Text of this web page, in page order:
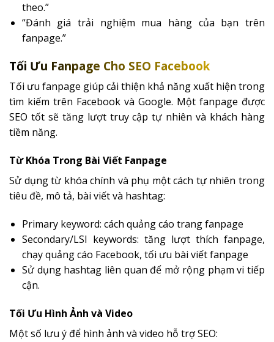
theo.”
“Đánh giá trải nghiệm mua hàng của bạn trên
fanpage.”
Tối Ưu Fanpage Cho SEO Facebook
Tối ưu fanpage giúp cải thiện khả năng xuất hiện trong
tìm kiếm trên Facebook và Google. Một fanpage được
SEO tốt sẽ tăng lượt truy cập tự nhiên và khách hàng
tiềm năng.
Từ Khóa Trong Bài Viết Fanpage
Sử dụng từ khóa chính và phụ một cách tự nhiên trong
tiêu đề, mô tả, bài viết và hashtag:
Primary keyword: cách quảng cáo trang fanpage
Secondary/LSI keywords: tăng lượt thích fanpage,
chạy quảng cáo Facebook, tối ưu bài viết fanpage
Sử dụng hashtag liên quan để mở rộng phạm vi tiếp
cận.
Tối Ưu Hình Ảnh và Video
Một số lưu ý để hình ảnh và video hỗ trợ SEO: